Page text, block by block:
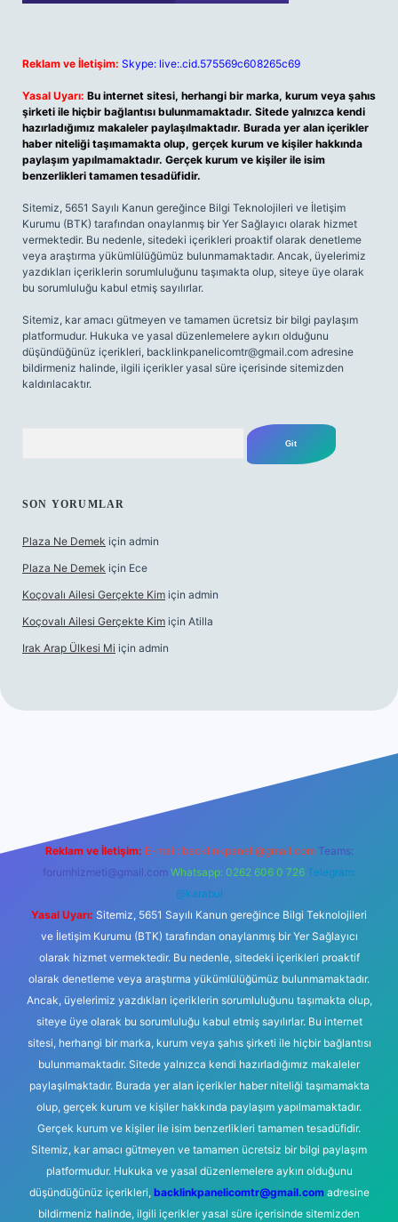
Reklam ve İletişim: Skype: live:.cid.575569c608265c69
Yasal Uyarı: Bu internet sitesi, herhangi bir marka, kurum veya şahıs
şirketi ile hiçbir bağlantısı bulunmamaktadır. Sitede yalnızca kendi
hazırladığımız makaleler paylaşılmaktadır. Burada yer alan içerikler
haber niteliği taşımamakta olup, gerçek kurum ve kişiler hakkında
paylaşım yapılmamaktadır. Gerçek kurum ve kişiler ile isim
benzerlikleri tamamen tesadüfidir.
Sitemiz, 5651 Sayılı Kanun gereğince Bilgi Teknolojileri ve İletişim
Kurumu (BTK) tarafından onaylanmış bir Yer Sağlayıcı olarak hizmet
vermektedir. Bu nedenle, sitedeki içerikleri proaktif olarak denetleme
veya araştırma yükümlülüğümüz bulunmamaktadır. Ancak, üyelerimiz
yazdıkları içeriklerin sorumluluğunu taşımakta olup, siteye üye olarak
bu sorumluluğu kabul etmiş sayılırlar.
Sitemiz, kar amacı gütmeyen ve tamamen ücretsiz bir bilgi paylaşım
platformudur. Hukuka ve yasal düzenlemelere aykırı olduğunu
düşündüğünüz içerikleri, backlinkpanelicomtr@gmail.com adresine
bildirmeniz halinde, ilgili içerikler yasal süre içerisinde sitemizden
kaldırılacaktır.
SON YORUMLAR
Plaza Ne Demek için admin
Plaza Ne Demek için Ece
Koçovalı Ailesi Gerçekte Kim için admin
Koçovalı Ailesi Gerçekte Kim için Atilla
Irak Arap Ülkesi Mi için admin
Reklam ve İletişim: E-mail: backlinkpaneli@gmail.com Teams:
forumhizmeti@gmail.com Whatsapp: 0262 606 0 726 Telegram:
@karabul
Yasal Uyarı: Sitemiz, 5651 Sayılı Kanun gereğince Bilgi Teknolojileri
ve İletişim Kurumu (BTK) tarafından onaylanmış bir Yer Sağlayıcı
olarak hizmet vermektedir. Bu nedenle, sitedeki içerikleri proaktif
olarak denetleme veya araştırma yükümlülüğümüz bulunmamaktadır.
Ancak, üyelerimiz yazdıkları içeriklerin sorumluluğunu taşımakta olup,
siteye üye olarak bu sorumluluğu kabul etmiş sayılırlar. Bu internet
sitesi, herhangi bir marka, kurum veya şahıs şirketi ile hiçbir bağlantısı
bulunmamaktadır. Sitede yalnızca kendi hazırladığımız makaleler
paylaşılmaktadır. Burada yer alan içerikler haber niteliği taşımamakta
olup, gerçek kurum ve kişiler hakkında paylaşım yapılmamaktadır.
Gerçek kurum ve kişiler ile isim benzerlikleri tamamen tesadüfidir.
Sitemiz, kar amacı gütmeyen ve tamamen ücretsiz bir bilgi paylaşım
platformudur. Hukuka ve yasal düzenlemelere aykırı olduğunu
düşündüğünüz içerikleri, backlinkpanelicomtr@gmail.comadresine
bildirmeniz halinde, ilgili içerikler yasal süre içerisinde sitemizden